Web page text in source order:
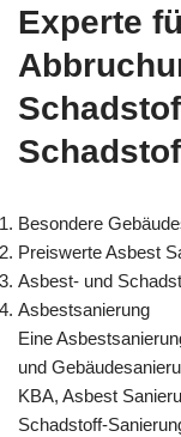
Experte
Besondere
Preiswerte Asbest
Asbest- und
Asbestsanierung
Eine
und
KBA, Asbest
Schadstoff-